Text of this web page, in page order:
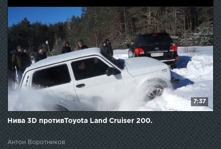
7:37
Нива 3D противToyota Land Cruiser 200.
Антон Воротников